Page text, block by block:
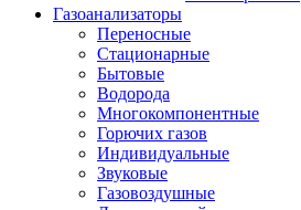
Газоанализаторы
Переносные
Стационарные
Бытовые
Водорода
Многокомпонентные
Горючих газов
Индивидуальные
Звуковые
Газовоздушные